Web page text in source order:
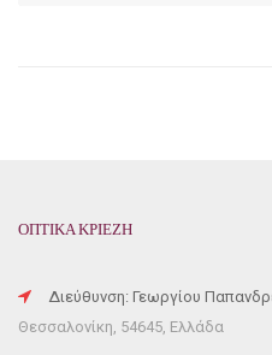
ΟΠΤΙΚΑ ΚΡΙΕΖΗ
Διεύθυνση: Γεωργίου
Θεσσαλονίκη, 54645, Ελλάδα